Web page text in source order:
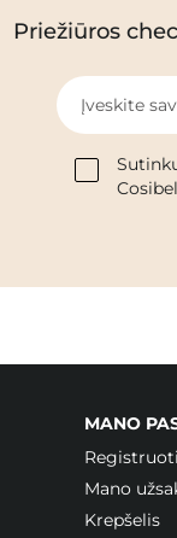
Priežiūros
Įveskite
MANO
Mano
Krepšelis